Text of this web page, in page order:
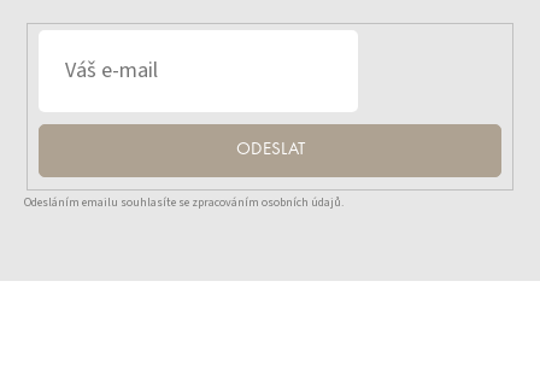
ODESLAT
Odesláním emailu souhlasíte se zpracováním osobních údajů.